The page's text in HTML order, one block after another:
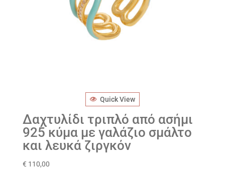
Quick View
Δαχτυλίδι τριπλό από ασήμι
925 κύμα με γαλάζιο σμάλτο
και λευκά ζιργκόν
€ 110,00